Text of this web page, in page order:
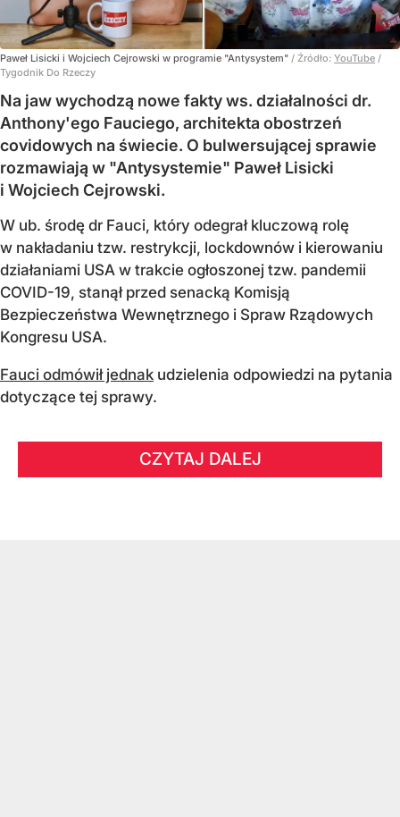
Paweł Lisicki i Wojciech Cejrowski w programie "Antysystem" / Źródło: YouTube /
Tygodnik Do Rzeczy
Na jaw wychodzą nowe fakty ws. działalności dr.
Anthony'ego Fauciego, architekta obostrzeń
covidowych na świecie. O bulwersującej sprawie
rozmawiają w "Antysystemie" Paweł Lisicki
i Wojciech Cejrowski.
W ub. środę dr Fauci, który odegrał kluczową rolę
w nakładaniu tzw. restrykcji, lockdownów i kierowaniu
działaniami USA w trakcie ogłoszonej tzw. pandemii
COVID-19, stanął przed senacką Komisją
Bezpieczeństwa Wewnętrznego i Spraw Rządowych
Kongresu USA.
Fauci odmówił jednak udzielenia odpowiedzi na pytania
dotyczące tej sprawy.
CZYTAJ DALEJ